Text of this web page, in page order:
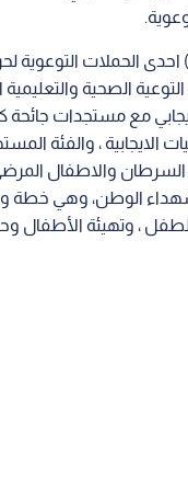
مع مستجدات جائحة
والاطفال
الوطن، وهي خطة
، وتهيئة الأطفال